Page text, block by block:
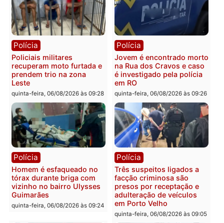
Polícia
Homem é encontrado
morto em residência no
bairro Colina Park em RO
sexta-feira, 07/08/2026 às 09:30
Polícia
Polícia Militar apreende
explosivos e
durante patrulhamento
fluvial no Rio Madeira em
Porto Velho
sexta-feira, 07/08/2026 às
Polícia
Tragédia na BR-364:
colisão entre caminhão e
carro deixa quatro mortos
em Porto Velho
quinta-feira, 06/08/2026 às 20:51
Política
Ministro Dias Tofolli , do
TSE, determina
e processamento da
que pode levar à perda
mandato da prefeita de
Pimenta Bueno
quinta-feira, 06/08/2026 às